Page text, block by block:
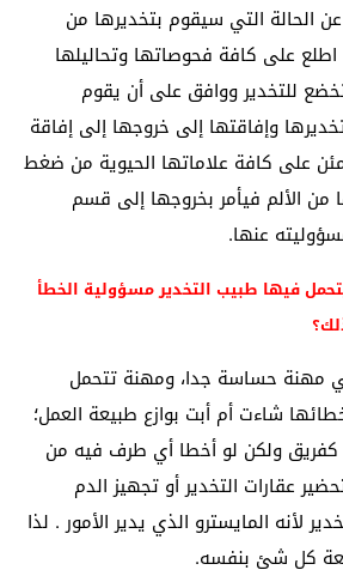
الحالة التي سيقوم بتخديرها من
على كافة فحوصاتها وتحاليلها
للتخدير ووافق على أن يقوم
وإفاقتها إلى خروجها إلى إفاقة
على كافة علاماتها الحيوية من ضغط
الألم فيأمر بخروجها إلى قسم
عنها.
فيها طبيب التخدير مسؤولية الخطأ
مهنة حساسة جدا، ومهنة تتحمل
شاءت أم أبت بوازع طبيعة العمل؛
كفريق ولكن لو أخطا أي طرف فيه من
عقارات التخدير أو تجهيز الدم
لأنه المايسترو الذي يدير الأمور . لذا
كل شئ بنفسه.